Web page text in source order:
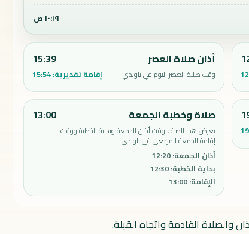
١٠:١٩ ص
أذان صلاة العصر
وقت صلاة العصر اليوم في ياوندي.
15:39
إقامة تقديرية:15:54
صلاة وخطبة الجمعة
يعرض هذا الصف وقت أذان الجمعة وبداية الخطبة ووقت
إقامة الجمعة المرجعي في ياوندي.
أذان الجمعة:
12:20
بداية الخطبة:
12:30
الإقامة:
13:00
13:00
والصلاة القادمة واتجاه القبلة.